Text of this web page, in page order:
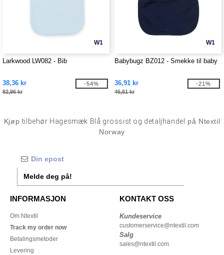
W1
Larkwood LW082 - Bib
38,36 kr
82,96 kr
-54%
W1
Babybugz BZ012 - Smekke til baby
36,91 kr
46,61 kr
-21%
Kjøptilbehør Hagesmæk Blå grossist og detaljhandel
på Ntextil
Norway
Melde deg på!
INFORMASJON
Om Ntextil
Track my order now
Betalingsmetoder
Levering
KONTAKT OSS
Kundeservice
customerservice@ntextil.com
Salg
sales@ntextil.com